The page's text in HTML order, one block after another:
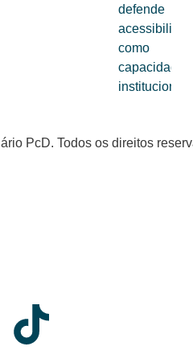
PcD. Todos os direitos